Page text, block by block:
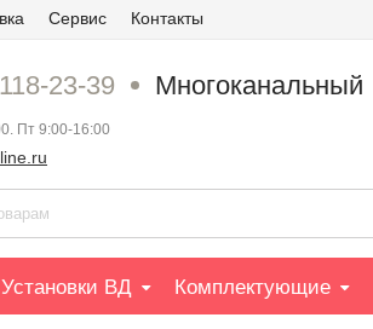
Сервис Контакты
23-39 Многоканальный
Пт 9:00-16:00
Установки ВД Комплектующие